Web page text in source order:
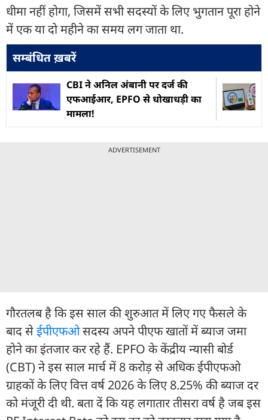
धीमा नहीं होगा, जिसमें सभी सदस्यों के लिए भुगतान पूरा होने
में एक या दो महीने का समय लग जाता था.
सम्बंधित ख़बरें
CBI ने अनिल अंबानी पर दर्ज की
एफआईआर, EPFO से धोखाधड़ी का
मामला!
ADVERTISEMENT
गौरतलब है कि इस साल की शुरुआत में लिए गए फैसले के
बाद सेईपीएफओसदस्य अपने पीएफ खातों में ब्याज जमा
होने का इंतजार कर रहे हैं. EPFO के केंद्रीय न्यासी बोर्ड
(CBT) ने इस साल मार्च में 8 करोड़ से अधिक ईपीएफओ
ग्राहकों के लिए वित्त वर्ष 2026 के लिए 8.25% की ब्याज दर
को मंजूरी दी थी. बता दें कि यह लगातार तीसरा वर्ष है जब इस